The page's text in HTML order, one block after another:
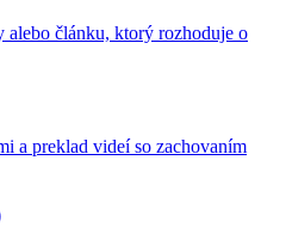
článku, ktorý rozhoduje o
a preklad videí so zachovaním